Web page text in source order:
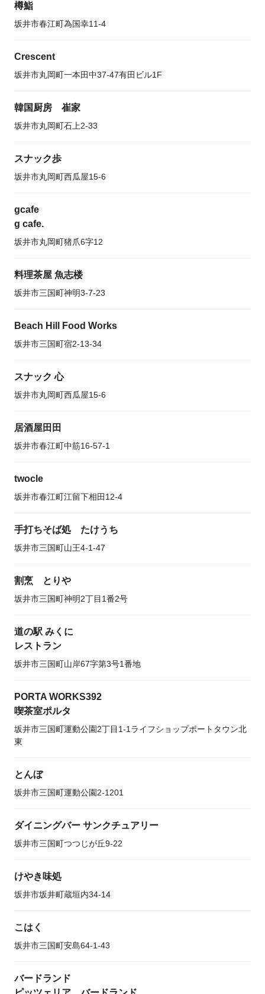
樽鮨
坂井市春江町為国幸11-4
Crescent
坂井市丸岡町一本田中37-47有田ビル1F
韓国厨房 崔家
坂井市丸岡町石上2-33
スナック歩
坂井市丸岡町西瓜屋15-6
gcafe
g cafe.
坂井市丸岡町猪爪6字12
料理茶屋 魚志楼
坂井市三国町神明3-7-23
Beach Hill Food Works
坂井市三国町宿2-13-34
スナック 心
坂井市丸岡町西瓜屋15-6
居酒屋田田
坂井市春江町中筋16-57-1
twocle
坂井市春江町江留下相田12-4
手打ちそば処 たけうち
坂井市三国町山王4-1-47
割烹 とりや
坂井市三国町神明2丁目1番2号
道の駅 みくに
レストラン
坂井市三国町山岸67字第3号1番地
PORTA WORKS392
喫茶室ポルタ
坂井市三国町運動公園2丁目1-1ライフショップポートタウン北
東
とんぼ
坂井市三国町運動公園2-1201
ダイニングバー サンクチュアリー
坂井市三国町つつじが丘9-22
けやき味処
坂井市坂井町蔵垣内34-14
こはく
坂井市三国町安島64-1-43
バードランド